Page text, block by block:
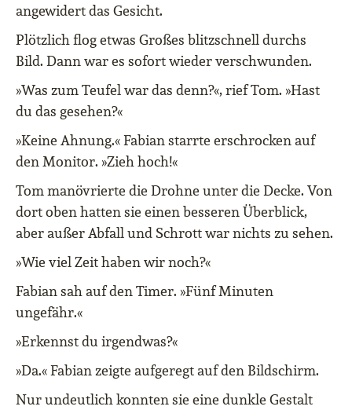
angewidert das Gesicht.
Plötzlich flog etwas Großes blitzschnell durchs
Bild. Dann war es sofort wieder verschwunden.
»Was zum Teufel war das denn?«, rief Tom. »Hast
du das gesehen?«
»Keine Ahnung.« Fabian starrte erschrocken auf
den Monitor. »Zieh hoch!«
Tom manövrierte die Drohne unter die Decke. Von
dort oben hatten sie einen besseren Überblick,
aber außer Abfall und Schrott war nichts zu sehen.
»Wie viel Zeit haben wir noch?«
Fabian sah auf den Timer. »Fünf Minuten
ungefähr.«
»Erkennst du irgendwas?«
»Da.« Fabian zeigte aufgeregt auf den Bildschirm.
Nur undeutlich konnten sie eine dunkle Gestalt